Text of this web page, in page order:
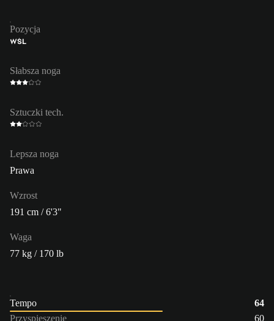
Pozycja
WŚL
Słabsza noga
Sztuczki tech.
Lepsza noga
Prawa
Wzrost
191 cm / 6'3"
Waga
77 kg / 170 lb
Tempo
64
Przyspieszenie
60